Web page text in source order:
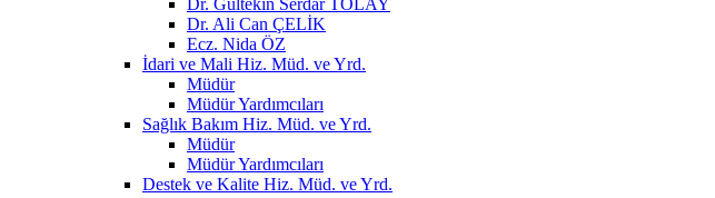
Dr. Ali Can ÇELİK
Ecz. Nida ÖZ
İdari ve Mali Hiz. Müd. ve Yrd.
Müdür
Müdür Yardımcıları
Sağlık Bakım Hiz. Müd. ve Yrd.
Müdür
Müdür Yardımcıları
Destek ve Kalite Hiz. Müd. ve Yrd.